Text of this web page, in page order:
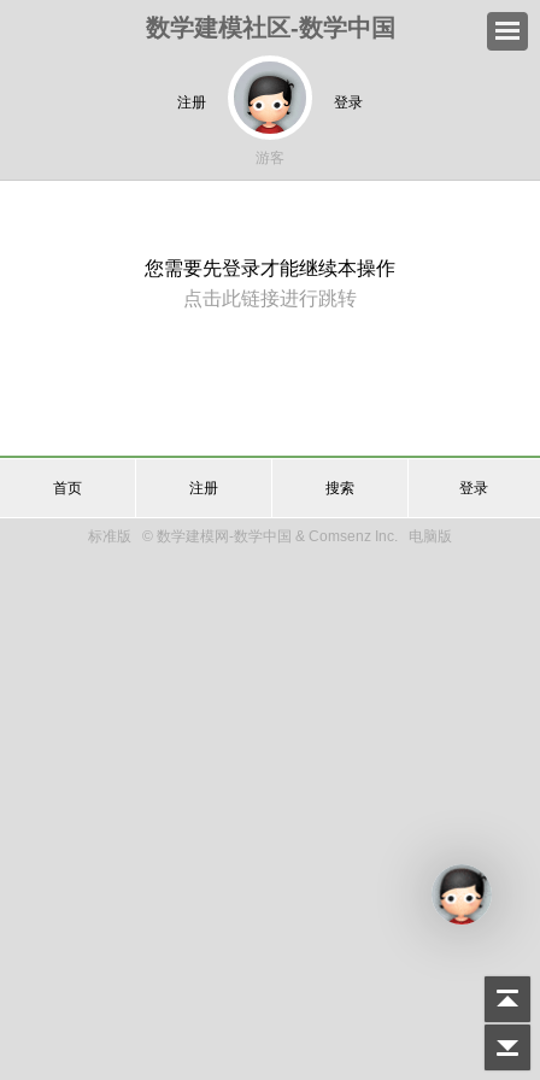
数学建模社区-数学中国
注册 登录
游客
您需要先登录才能继续本操作
点击此链接进行跳转
首页 注册 搜索 登录
标准版 © 数学建模网-数学中国 & Comsenz Inc. 电脑版